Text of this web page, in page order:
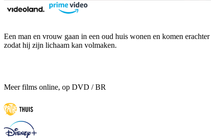
Een man en vrouw gaan in een oud huis wonen en komen
zodat hij zijn lichaam kan volmaken.
Meer films online, op DVD / BR